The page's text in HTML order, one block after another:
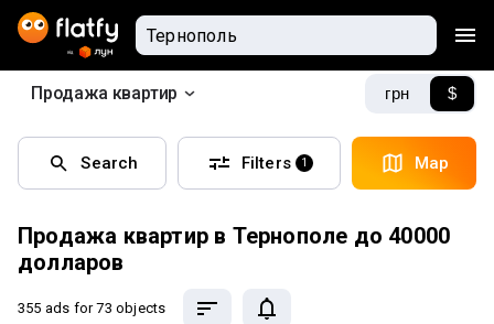
Продажа квартир грн $
Search Filters 1 Map
Продажа квартир в Тернополе до 40000
долларов
355 ads for 73 objects